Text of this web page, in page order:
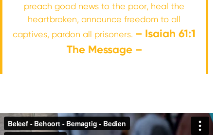
preach good news to the poor, heal the
heartbroken, announce freedom to all
captives, pardon all prisoners. – Isaiah 61:1
The Message –